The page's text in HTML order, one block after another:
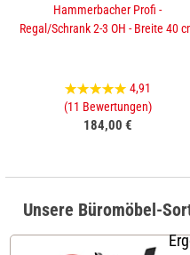
Hammerbacher Profi -
Regal/Schrank 2-3 OH - Breite 40
4,91
(11 Bewertungen)
184,00 €
Unsere Büromöbel-